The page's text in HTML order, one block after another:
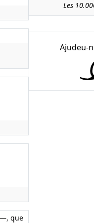
que
Les
Ajudeu-